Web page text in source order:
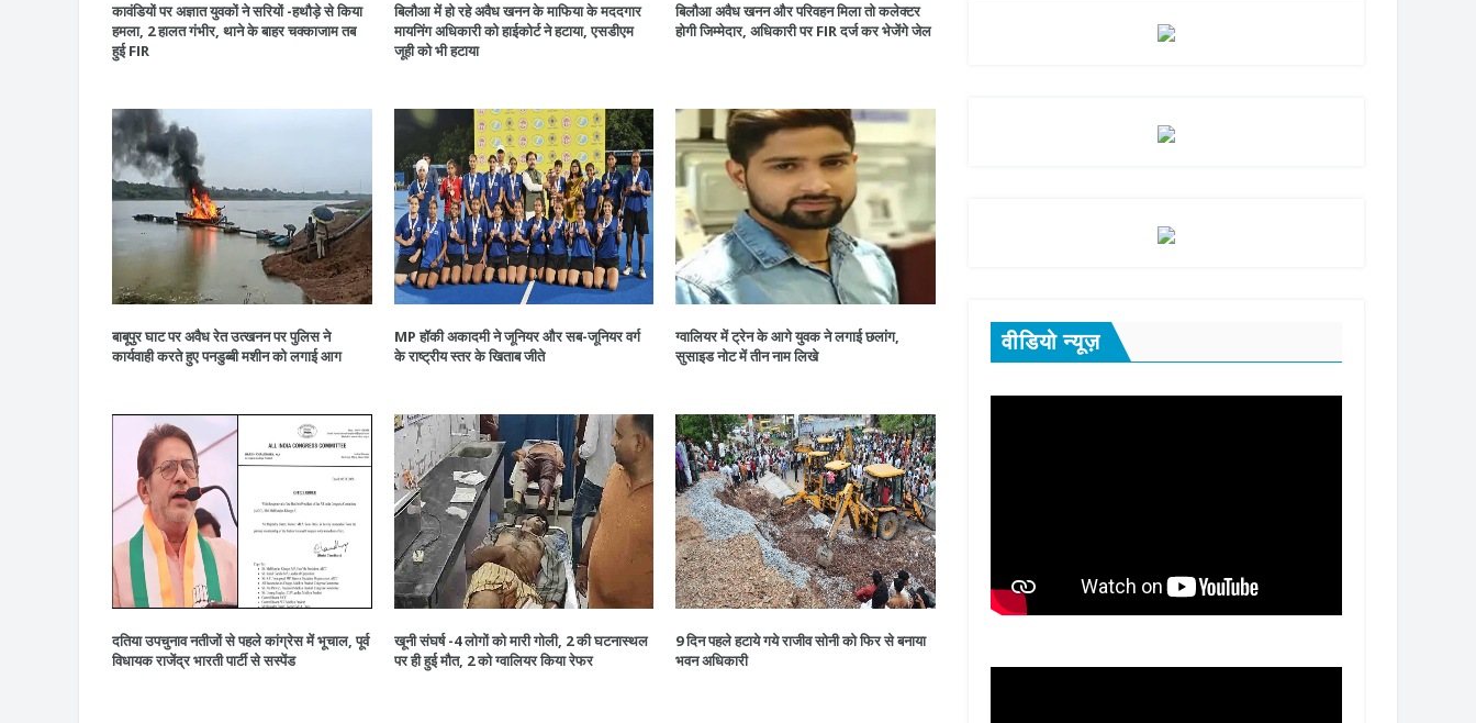
कावंडियों पर अज्ञात युवकों ने सरियों -हथौड़े से किया
हमला, 2 हालत गंभीर, थाने के बाहर चक्काजाम तब
हुई FIR
बिलौआ में हो रहे अवैध खनन के माफिया के मददगार
मायनिंग अधिकारी को हाईकोर्ट ने हटाया, एसडीएम
जूही को भी हटाया
बिलौआ अवैध खनन और परिवहन मिला तो कलेक्टर
होगी जिम्मेदार, अधिकारी पर FIR दर्ज कर भेजेंगे जेल
बाबूपुर घाट पर अवैध रेत उत्खनन पर पुलिस ने
कार्यवाही करते हुए पनडुब्बी मशीन को लगाई आग
MP हॉकी अकादमी ने जूनियर और सब-जूनियर वर्ग
के राष्ट्रीय स्तर के खिताब जीते
ग्वालियर में ट्रेन के आगे युवक ने लगाई छलांग,
सुसाइड नोट में तीन नाम लिखे
दतिया उपचुनाव नतीजों से पहले कांग्रेस में भूचाल, पूर्व
विधायक राजेंद्र भारती पार्टी से सस्पेंड
खूनी संघर्ष -4 लोगों को मारी गोली, 2 की घटनास्थल
पर ही हुई मौत, 2 को ग्वालियर किया रेफर
9 दिन पहले हटाये गये राजीव सोनी को फिर से बनाया
भवन अधिकारी
वीडियो न्यूज़